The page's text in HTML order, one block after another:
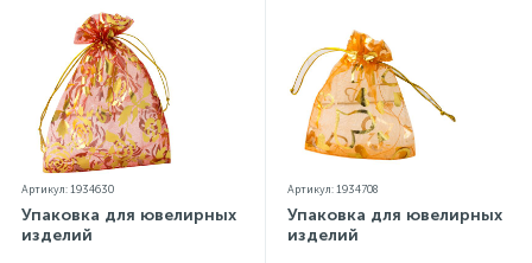
Артикул: 1934630
Упаковка для ювелирных
изделий
Артикул: 1934708
Упаковка для ювелирных
изделий